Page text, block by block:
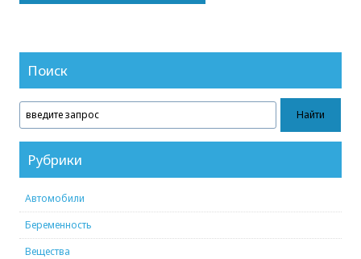
Поиск
Рубрики
Автомобили
Беременность
Вещества